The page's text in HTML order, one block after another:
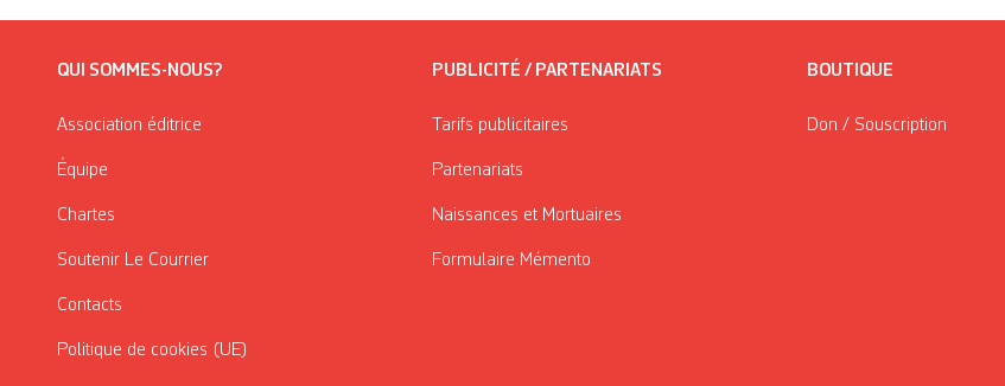
QUI SOMMES-NOUS?
Association éditrice
Équipe
Chartes
Soutenir Le Courrier
Contacts
Politique de cookies (UE)
PUBLICITÉ / PARTENARIATS
Tarifs publicitaires
Partenariats
Naissances et Mortuaires
Formulaire Mémento
BOUTIQUE
Don / Souscription